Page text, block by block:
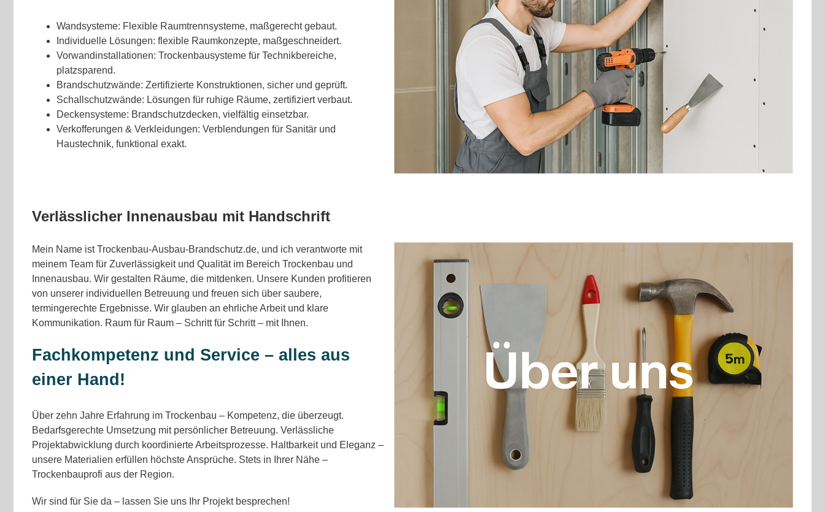
Wandsysteme: Flexible Raumtrennsysteme, maßgerecht gebaut.
Individuelle Lösungen: flexible Raumkonzepte, maßgeschneidert.
Vorwandinstallationen: Trockenbausysteme für Technikbereiche,
platzsparend.
Brandschutzwände: Zertifizierte Konstruktionen, sicher und geprüft.
Schallschutzwände: Lösungen für ruhige Räume, zertifiziert verbaut.
Deckensysteme: Brandschutzdecken, vielfältig einsetzbar.
Verkofferungen & Verkleidungen: Verblendungen für Sanitär und
Haustechnik, funktional exakt.
Verlässlicher Innenausbau mit Handschrift
Mein Name ist Trockenbau-Ausbau-Brandschutz.de, und ich verantworte mit
meinem Team für Zuverlässigkeit und Qualität im Bereich Trockenbau und
Innenausbau. Wir gestalten Räume, die mitdenken. Unsere Kunden profitieren
von unserer individuellen Betreuung und freuen sich über saubere,
termingerechte Ergebnisse. Wir glauben an ehrliche Arbeit und klare
Kommunikation. Raum für Raum – Schritt für Schritt – mit Ihnen.
Fachkompetenz und Service – alles aus
einer Hand!
Über zehn Jahre Erfahrung im Trockenbau – Kompetenz, die überzeugt.
Bedarfsgerechte Umsetzung mit persönlicher Betreuung. Verlässliche
Projektabwicklung durch koordinierte Arbeitsprozesse. Haltbarkeit und Eleganz –
unsere Materialien erfüllen höchste Ansprüche. Stets in Ihrer Nähe –
Trockenbauprofi aus der Region.
Wir sind für Sie da – lassen Sie uns Ihr Projekt besprechen!